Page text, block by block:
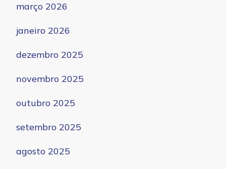
março 2026
janeiro 2026
dezembro 2025
novembro 2025
outubro 2025
setembro 2025
agosto 2025